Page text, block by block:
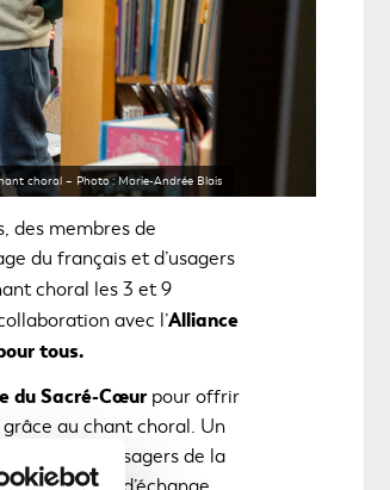
choral – Photo : Marie-Andrée Blais
des membres de
du français et d’usagers
choral les 3 et 9
avec l’Alliance
tous.
du Sacré-Cœur pour offrir
au chant choral. Un
et des usagers de la